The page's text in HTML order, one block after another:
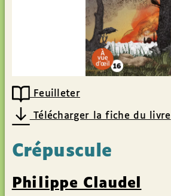
Feuilleter
Télécharger la fiche du livre
Crépuscule
Philippe Claudel